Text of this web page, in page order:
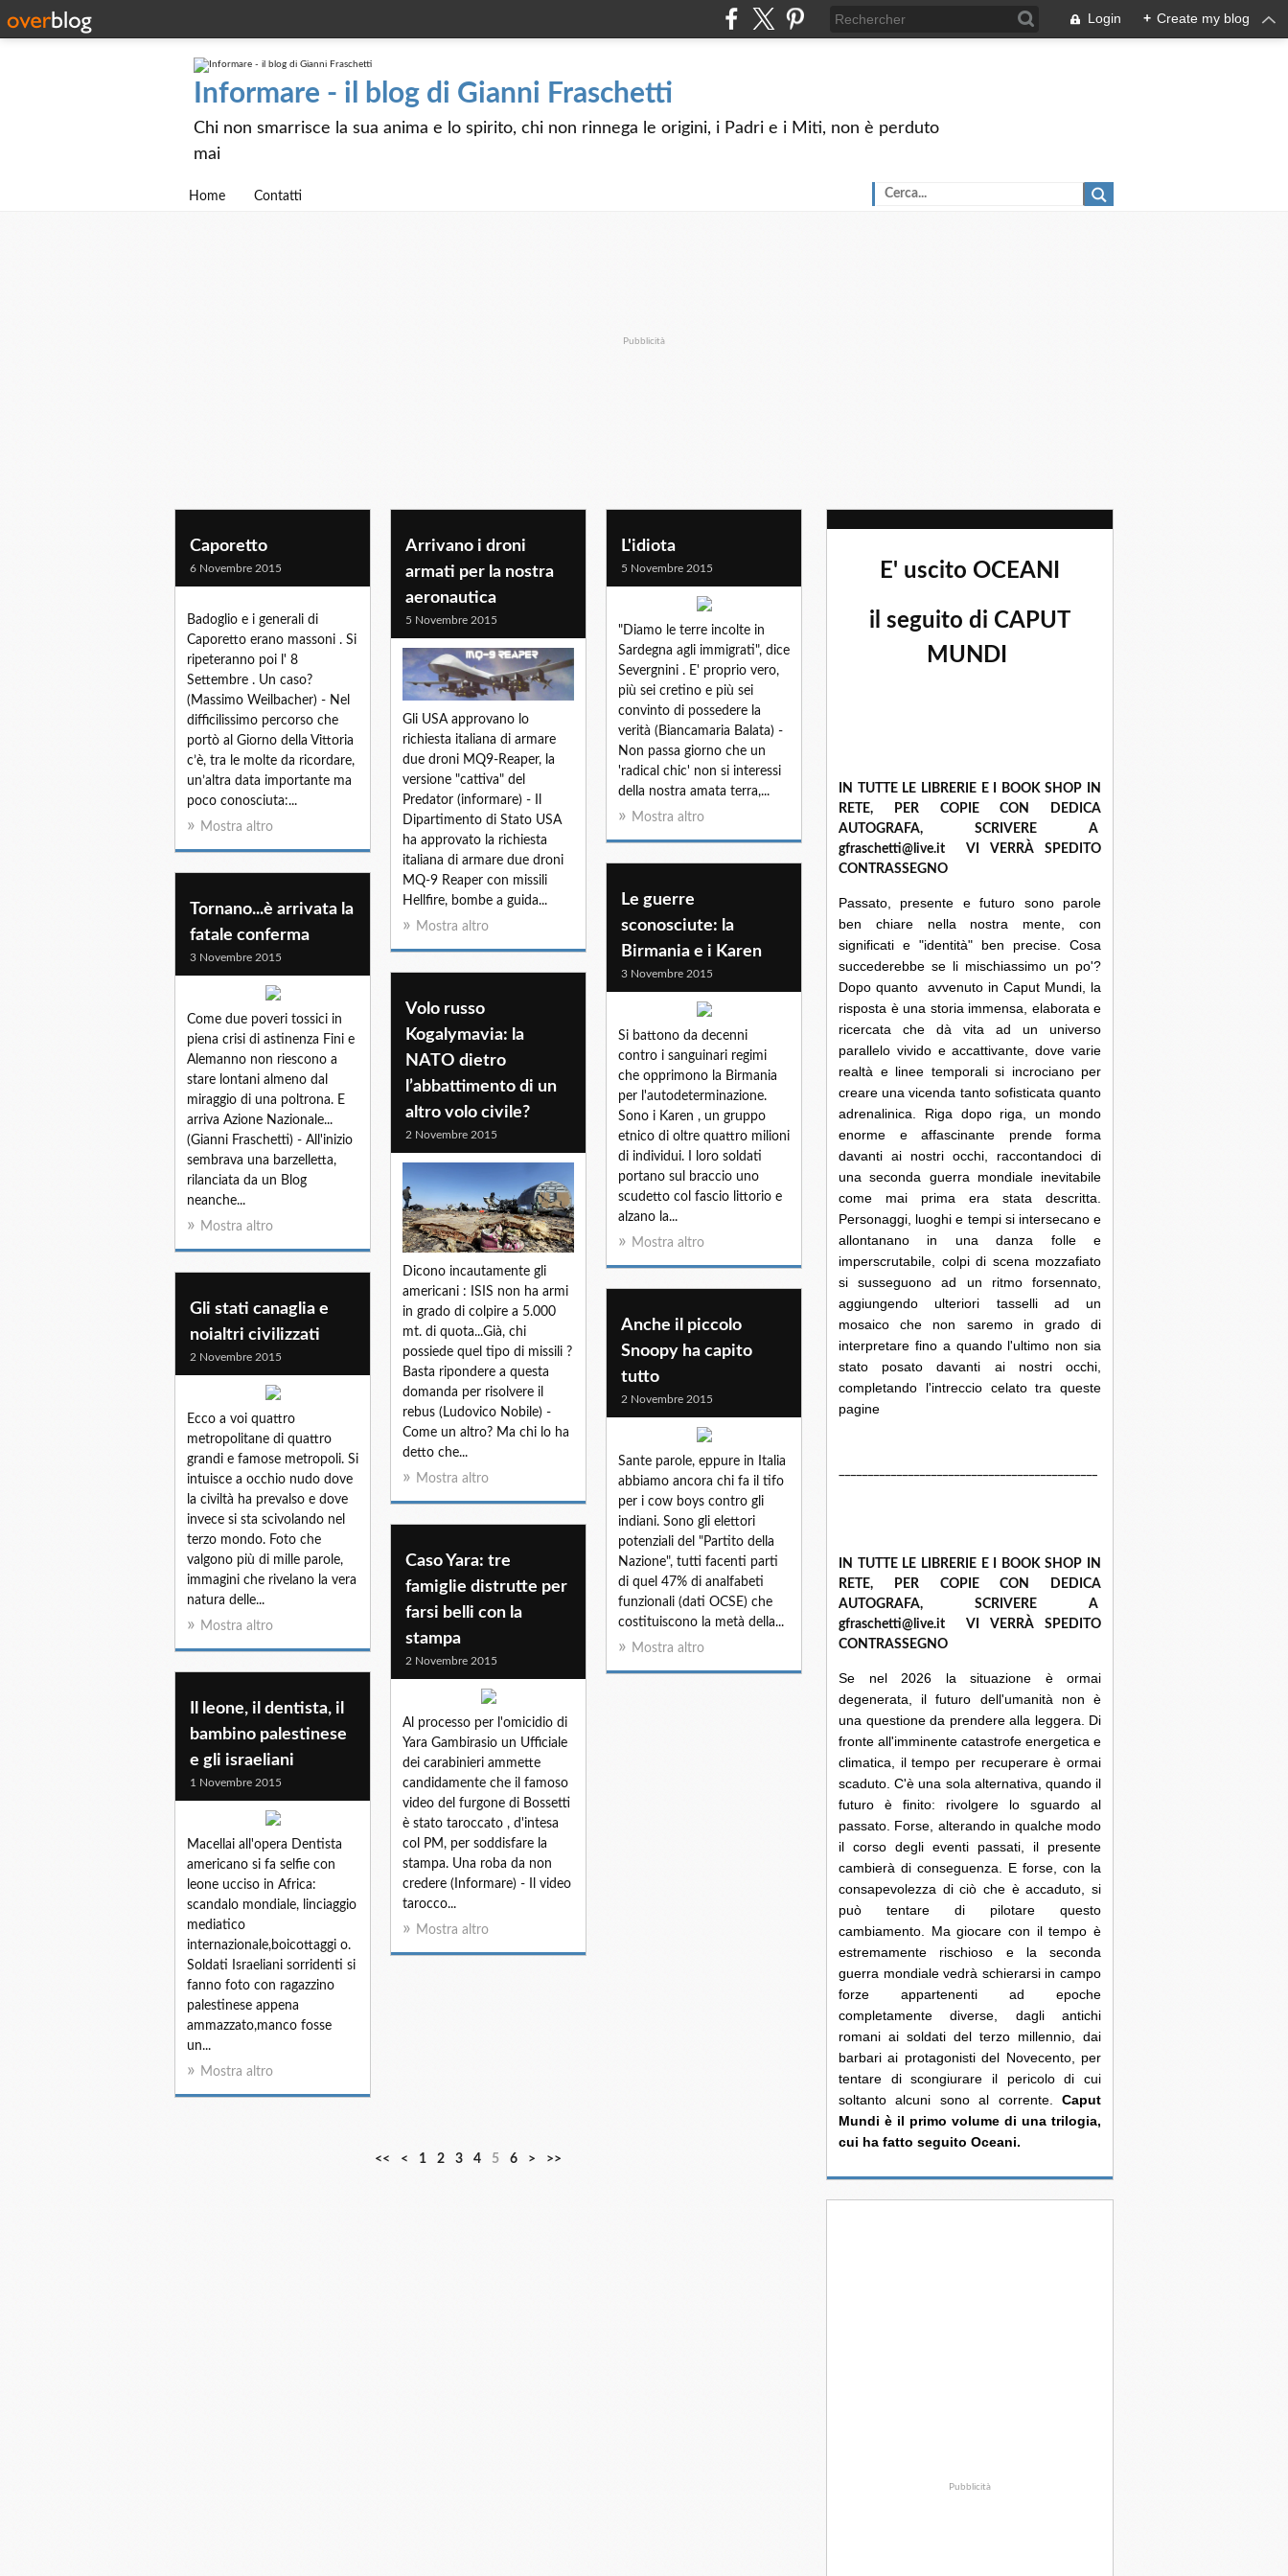
Login + Create my blog
Informare - il blog di Gianni Fraschetti
Chi non smarrisce la sua anima e lo spirito, chi non rinnega le origini, i Padri e i Miti, non è perduto
mai
Home Contatti
Pubblicità
Caporetto
6 Novembre 2015
Badoglio e i generali di
Caporetto erano massoni . Si
ripeteranno poi l' 8
Settembre . Un caso?
(Massimo Weilbacher) - Nel
difficilissimo percorso che
portò al Giorno della Vittoria
c’è, tra le molte da ricordare,
un’altra data importante ma
poco conosciuta:...
Mostra altro
Arrivano i droni
armati per la nostra
aeronautica
5 Novembre 2015
Gli USA approvano lo
richiesta italiana di armare
due droni MQ9-Reaper, la
versione "cattiva" del
Predator (informare) - Il
Dipartimento di Stato USA
ha approvato la richiesta
italiana di armare due droni
MQ-9 Reaper con missili
Hellfire, bombe a guida...
Mostra altro
L'idiota
5 Novembre 2015
"Diamo le terre incolte in
Sardegna agli immigrati", dice
Severgnini . E' proprio vero,
più sei cretino e più sei
convinto di possedere la
verità (Biancamaria Balata) -
Non passa giorno che un
'radical chic' non si interessi
della nostra amata terra,...
Mostra altro
Le guerre
sconosciute: la
Birmania e i Karen
3 Novembre 2015
Si battono da decenni
contro i sanguinari regimi
che opprimono la Birmania
per l'autodeterminazione.
Sono i Karen , un gruppo
etnico di oltre quattro milioni
di individui. I loro soldati
portano sul braccio uno
scudetto col fascio littorio e
alzano la...
Mostra altro
Tornano...è arrivata la
fatale conferma
3 Novembre 2015
Come due poveri tossici in
piena crisi di astinenza Fini e
Alemanno non riescono a
stare lontani almeno dal
miraggio di una poltrona. E
arriva Azione Nazionale...
(Gianni Fraschetti) - All'inizio
sembrava una barzelletta,
rilanciata da un Blog
neanche...
Mostra altro
Volo russo
Kogalymavia: la
NATO dietro
l’abbattimento di un
altro volo civile?
2 Novembre 2015
Dicono incautamente gli
americani : ISIS non ha armi
in grado di colpire a 5.000
mt. di quota...Già, chi
possiede quel tipo di missili ?
Basta ripondere a questa
domanda per risolvere il
rebus (Ludovico Nobile) -
Come un altro? Ma chi lo ha
detto che...
Mostra altro
Gli stati canaglia e
noialtri civilizzati
2 Novembre 2015
Ecco a voi quattro
metropolitane di quattro
grandi e famose metropoli. Si
intuisce a occhio nudo dove
la civiltà ha prevalso e dove
invece si sta scivolando nel
terzo mondo. Foto che
valgono più di mille parole,
immagini che rivelano la vera
natura delle...
Mostra altro
Anche il piccolo
Snoopy ha capito
tutto
2 Novembre 2015
Sante parole, eppure in Italia
abbiamo ancora chi fa il tifo
per i cow boys contro gli
indiani. Sono gli elettori
potenziali del "Partito della
Nazione", tutti facenti parti
di quel 47% di analfabeti
funzionali (dati OCSE) che
costituiscono la metà della...
Mostra altro
Caso Yara: tre
famiglie distrutte per
farsi belli con la
stampa
2 Novembre 2015
Al processo per l'omicidio di
Yara Gambirasio un Ufficiale
dei carabinieri ammette
candidamente che il famoso
video del furgone di Bossetti
è stato taroccato , d'intesa
col PM, per soddisfare la
stampa. Una roba da non
credere (Informare) - Il video
tarocco...
Mostra altro
Il leone, il dentista, il
bambino palestinese
e gli israeliani
1 Novembre 2015
Macellai all'opera Dentista
americano si fa selfie con
leone ucciso in Africa:
scandalo mondiale, linciaggio
mediatico
internazionale,boicottaggi o.
Soldati Israeliani sorridenti si
fanno foto con ragazzino
palestinese appena
ammazzato,manco fosse
un...
Mostra altro
<< < 1 2 3 4 5 6 > >>
E' uscito OCEANI
il seguito di CAPUT
MUNDI
IN TUTTE LE LIBRERIE E I BOOK SHOP IN
RETE, PER COPIE CON DEDICA
AUTOGRAFA, SCRIVERE A
gfraschetti@live.it VI VERRÀ SPEDITO
CONTRASSEGNO
Passato, presente e futuro sono parole
ben chiare nella nostra mente, con
significati e "identità" ben precise. Cosa
succederebbe se li mischiassimo un po'?
Dopo quanto avvenuto in Caput Mundi, la
risposta è una storia immensa, elaborata e
ricercata che dà vita ad un universo
parallelo vivido e accattivante, dove varie
realtà e linee temporali si incrociano per
creare una vicenda tanto sofisticata quanto
adrenalinica. Riga dopo riga, un mondo
enorme e affascinante prende forma
davanti ai nostri occhi, raccontandoci di
una seconda guerra mondiale inevitabile
come mai prima era stata descritta.
Personaggi, luoghi e tempi si intersecano e
allontanano in una danza folle e
imperscrutabile, colpi di scena mozzafiato
si susseguono ad un ritmo forsennato,
aggiungendo ulteriori tasselli ad un
mosaico che non saremo in grado di
interpretare fino a quando l'ultimo non sia
stato posato davanti ai nostri occhi,
completando l'intreccio celato tra queste
pagine
IN TUTTE LE LIBRERIE E I BOOK SHOP IN
RETE, PER COPIE CON DEDICA
AUTOGRAFA, SCRIVERE A
gfraschetti@live.it VI VERRÀ SPEDITO
CONTRASSEGNO
Se nel 2026 la situazione è ormai
degenerata, il futuro dell'umanità non è
una questione da prendere alla leggera. Di
fronte all'imminente catastrofe energetica e
climatica, il tempo per recuperare è ormai
scaduto. C'è una sola alternativa, quando il
futuro è finito: rivolgere lo sguardo al
passato. Forse, alterando in qualche modo
il corso degli eventi passati, il presente
cambierà di conseguenza. E forse, con la
consapevolezza di ciò che è accaduto, si
può tentare di pilotare questo
cambiamento. Ma giocare con il tempo è
estremamente rischioso e la seconda
guerra mondiale vedrà schierarsi in campo
forze appartenenti ad epoche
completamente diverse, dagli antichi
romani ai soldati del terzo millennio, dai
barbari ai protagonisti del Novecento, per
tentare di scongiurare il pericolo di cui
soltanto alcuni sono al corrente. Caput
Mundi è il primo volume di una trilogia,
cui ha fatto seguito Oceani.
Pubblicità